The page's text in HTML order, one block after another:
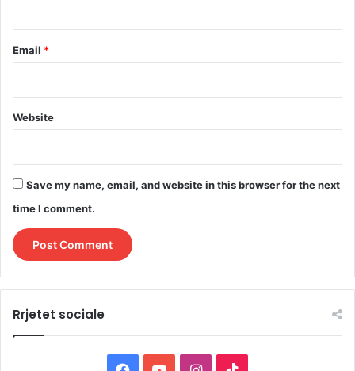
Email *
Website
Save my name, email, and website in this browser for the next
time I comment.
Rrjetet sociale